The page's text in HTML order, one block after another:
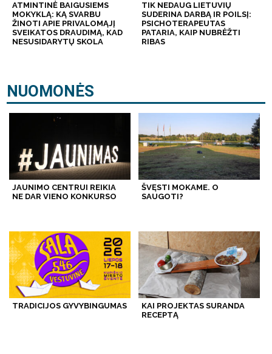
ATMINTINĖ BAIGUSIEMS
MOKYKLĄ: KĄ SVARBU
ŽINOTI APIE PRIVALOMĄJĮ
SVEIKATOS DRAUDIMĄ, KAD
NESUSIDARYTŲ SKOLA
TIK NEDAUG LIETUVIŲ
SUDERINA DARBĄ IR POILSĮ:
PSICHOTERAPEUTAS
PATARIA, KAIP NUBRĖŽTI
RIBAS
NUOMONĖS
JAUNIMO CENTRUI REIKIA
NE DAR VIENO KONKURSO
ŠVĘSTI MOKAME. O
SAUGOTI?
TRADICIJOS GYVYBINGUMAS
KAI PROJEKTAS SURANDA
RECEPTĄ